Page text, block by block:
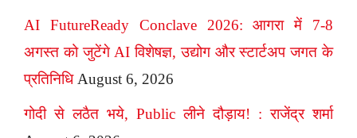
AI FutureReady Conclave 2026: आगरा में 7-8
अगस्त को जुटेंगे AI विशेषज्ञ, उद्योग और स्टार्टअप जगत के
प्रतिनिधि August 6, 2026
गोदी से लठैत भये, Public लीने दौड़ाय! : राजेंद्र शर्मा